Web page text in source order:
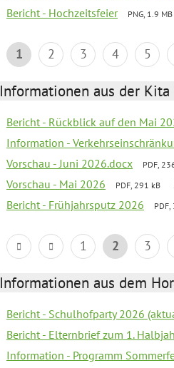
Bericht - Hochzeitsfeier PNG, 1.9 MB
1 2 3 4 5
Informationen aus der
Bericht - Rückblick auf den Mai
Information -
Vorschau - Juni 2026.docx PDF,
Vorschau - Mai 2026 PDF, 291 kB
Bericht - Frühjahrsputz 2026
1 2 3
Informationen aus dem
Bericht - Schulhofparty 2026
Bericht - Elternbrief zum 1.
Information - Programm